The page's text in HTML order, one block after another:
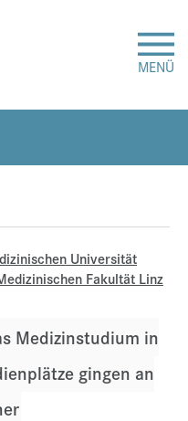
MENÜ
Universität
Fakultät Linz
Medizinstudium in
gingen an